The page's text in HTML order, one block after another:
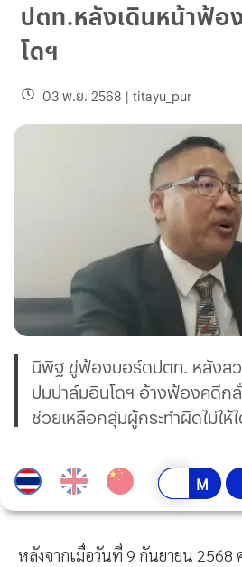
ปตท.หลังเดินหน้าฟ้อ
โดฯ
03 พ.ย. 2568 | titayu_pur
นิพิฐ ขู่ฟ้องบอร์ดปตท. หลังสว
ปมปาล์มอินโดฯ อ้างฟ้องคดีก
ช่วยเหลือกลุ่มผู้กระทำผิดไม่ให้
หลังจากเมื่อวันที่ 9 กันยายน 2568